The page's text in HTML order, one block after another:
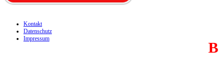
Kontakt
Datenschutz
Impressum